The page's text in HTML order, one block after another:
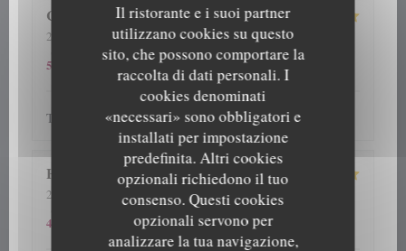
Il ristorante e i suoi partner
utilizzano cookies su questo
sito, che possono comportare la
raccolta di dati personali. I
cookies denominati
«necessari» sono obbligatori e
installati per impostazione
predefinita. Altri cookies
opzionali richiedono il tuo
consenso. Questi cookies
opzionali servono per
analizzare la tua navigazione,
Colette
2026-08-06
- 12:30 - Ospiti 4
5/5 Atmosfera:5/5 Cucina:5/5 Qualità / Prezzo
5
Tout a été parfait ! Nous reviendrons avec plaisir !
H
2026-08-06
- 20:00 - Ospiti 5
Atmosfera:5 /5 Cucina:5/5 Qualità / Prezzo
4